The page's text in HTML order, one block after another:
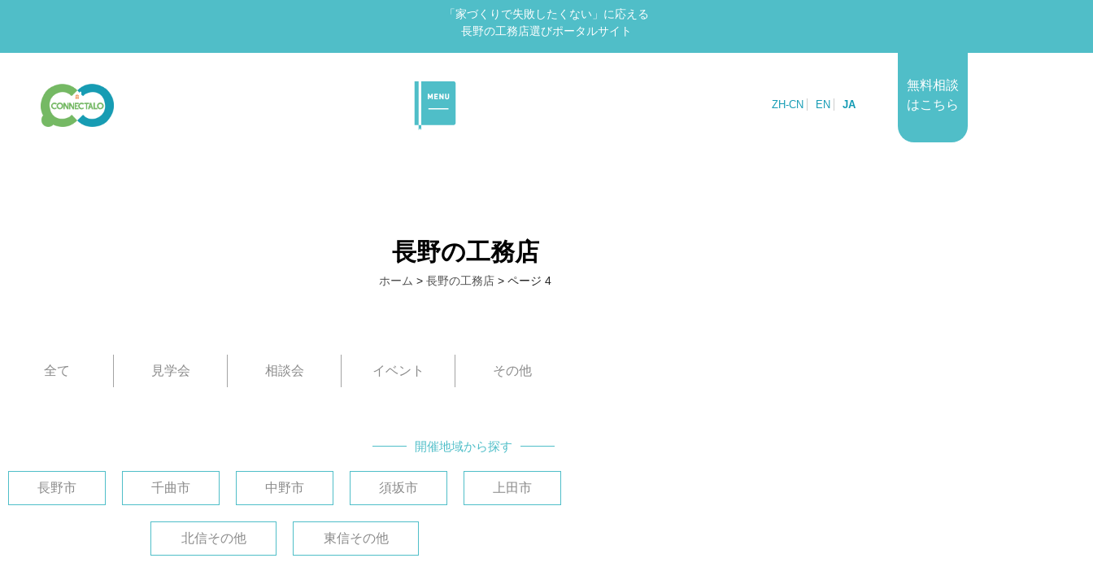
「家づくりで失敗したくない」に応える
長野の工務店選びポータルサイト
ZH-CN EN JA
無料相談
はこちら
長野の工務店
ホーム > 長野の工務店 > ページ 4
全て 見学会 相談会 イベント その他
開催地域から探す
長野市 千曲市 中野市 須坂市 上田市
北信その他 東信その他